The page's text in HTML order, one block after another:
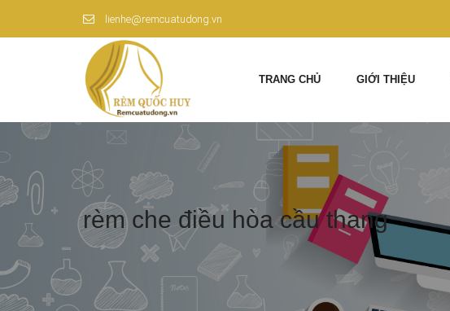
lienhe@remcuatudong.vn
TRANG CHỦ GIỚI THIỆU
rèm che điều hòa cầu thang